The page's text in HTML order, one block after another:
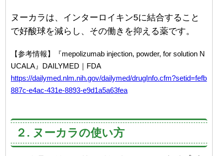
ヌーカラは、インターロイキン5に結合すること
で好酸球を減らし、その働きを抑える薬です。
【参考情報】『mepolizumab injection, powder, for solution N
UCALA』DAILYMED｜FDA
https://dailymed.nlm.nih.gov/dailymed/drugInfo.cfm?setid=fefb
887c-e4ac-431e-8893-e9d1a5a63fea
２. ヌーカラの使い方